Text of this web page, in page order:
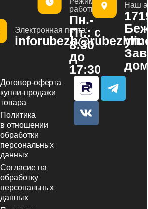
Электронная почта:
работы:
Пн.-
Пт.: с
8:30
до
17:30
Наш
ул.
Договор-оферта
купли-продажи
товара
Политика
в отношении
обработки
персональных
данных
Согласие на
обработку
персональных
данных
T
e
V
k